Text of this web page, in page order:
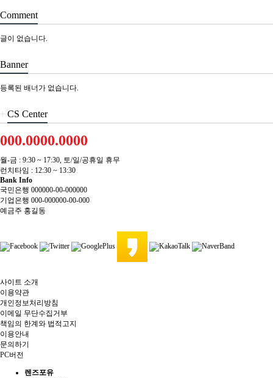
Comment
글이 없습니다.
Banner
등록된 배너가 없습니다.
+ CS Center
000.0000.0000
월-금 : 9:30 ~ 17:30, 토/일/공휴일 휴무
런치타임 : 12:30 ~ 13:30
Bank Info
국민은행 000000-00-000000
기업은행 000-000000-00-000
예금주 홍길동
사이트 소개
이용약관
개인정보처리방침
이메일 무단수집거부
책임의 한계와 법적고지
이용안내
문의하기
PC버전
렌즈포유